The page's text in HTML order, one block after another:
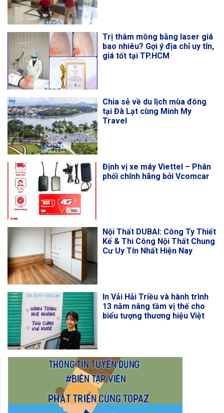
Trị thâm mông bằng laser giá
bao nhiêu? Gợi ý địa chỉ uy tín,
giá tốt tại TP.HCM
Chia sẻ về du lịch mùa đông
tại Đà Lạt cùng Minh My
Travel
Định vị xe máy Viettel – Phân
phối chính hãng bởi Vcomcar
Nội Thất DUBAI: Công Ty Thiết
Kế & Thi Công Nội Thất Chung
Cư Uy Tín Nhất Hiện Nay
In Vải Hải Triều và hành trình
13 năm nâng tầm vị thế cho
biểu tượng thương hiệu Việt